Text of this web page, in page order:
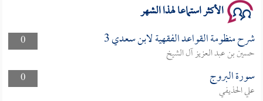
الأكثر استماعا لهذا الشهر
0 شرح منظومة القواعد الفقهية لابن سعدي 3
حسين بن عبد العزيز آل الشيخ
0
سورة البروج
علي الحذيفي